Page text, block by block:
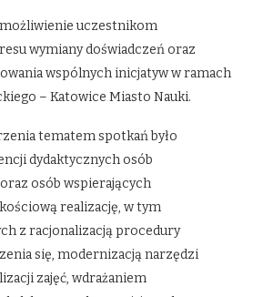
uczestnikom
wymiany doświadczeń oraz
wspólnych inicjatyw w ramach
– Katowice Miasto Nauki.
tematem spotkań było
dydaktycznych osób
osób wspierających
realizację, w tym
z racjonalizacją procedury
się, modernizacją narzędzi
zajęć, wdrażaniem